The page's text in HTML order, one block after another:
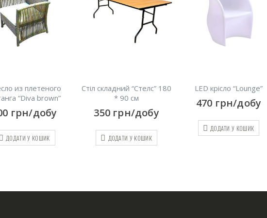
из плетеного
“Diva brown”
грн/добу
ДОДАТИ У КОШИК
Стіл складний “Стелс” 180
* 90 см
350 грн/добу
ДОДАТИ У КОШИК
LED крісло “Lounge”
470 грн/добу
ДОДАТИ У КОШИК